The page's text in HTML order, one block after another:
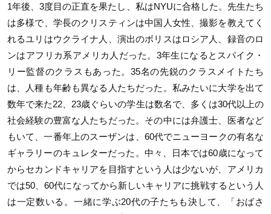
1年後、3度目の正直を果たし、私はNYUに合格した。先生たち
は多様で、学長のクリスティンは中国人女性、撮影を教えてく
れるユリはウクライナ人、演出のボリスはロシア人、録音のロ
ンはアフリカ系アメリカ人だった。3年生になるとスパイク・
リー監督のクラスもあった。35名の先鋭のクラスメイトたち
は、人種も年齢も異なる人たちだった。私みたいに大学を出て
数年で来た22、23歳ぐらいの学生は数名で、多くは30代以上の
社会経験の豊富な人たちだった。その中には弁護士、医者など
もいて、一番年上のスーザンは、60代でニューヨークの有名な
ギャラリーのキュレターだった。中々、日本では60歳になって
からセカンドキャリアを目指すという人は少ないが、アメリカ
では50、60代になってから新しいキャリアに挑戦するという人
は一定数いる。一緒に学ぶ20代の子たちも決して、「おばさ